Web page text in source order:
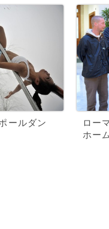
ールダン
ロー
ホー